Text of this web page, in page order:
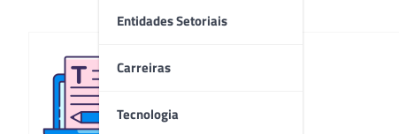
Entidades Setoriais
Carreiras
Tecnologia